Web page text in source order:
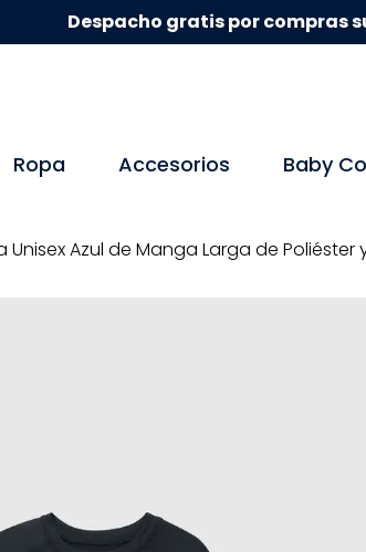
Despacho gratis por compras
Ropa Accesorios Baby
Unisex Azul de Manga Larga de Poliéster
TÉRMINOS MÁS